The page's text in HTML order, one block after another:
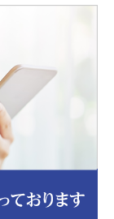
及び業務
、財産
き情報を
について
った情報